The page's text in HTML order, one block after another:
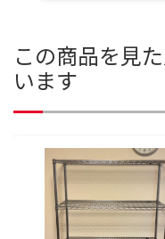
この商品を見
います